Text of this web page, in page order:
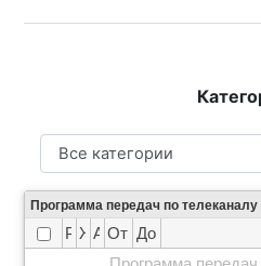
Программа передач по
Рейтинг
Жанр
Анонс
От До